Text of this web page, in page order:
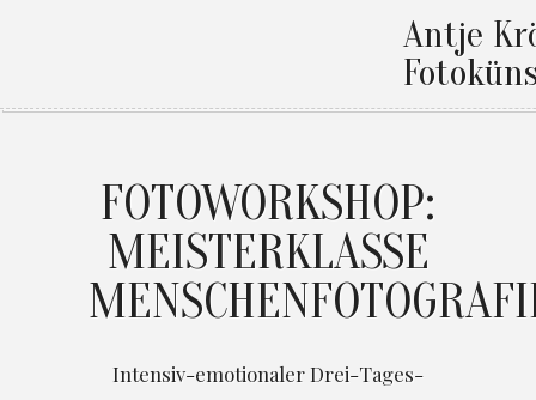
Antje
FOTOWORKSHOP:
MEISTERKLASSE
Intensiv-emotionaler Drei-Tages-